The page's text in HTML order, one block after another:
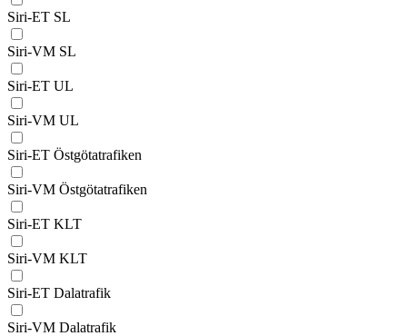
Siri-ET SL
Siri-VM SL
Siri-ET UL
Siri-VM UL
Siri-ET Östgötatrafiken
Siri-VM Östgötatrafiken
Siri-ET KLT
Siri-VM KLT
Siri-ET Dalatrafik
Siri-VM Dalatrafik